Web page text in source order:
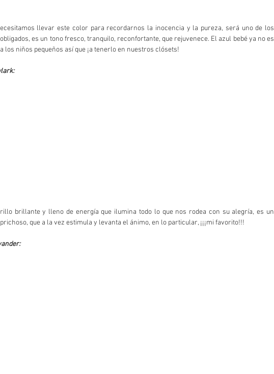
llevar este color para recordarnos la inocencia y la pureza, será uno de los
es un tono fresco, tranquilo, reconfortante, que rejuvenece. El azul bebé ya no es
los niños pequeños así que ¡a tenerlo en nuestros clósets!
brillante y lleno de energía que ilumina todo lo que nos rodea con su alegría, es un
que a la vez estimula y levanta el ánimo, en lo particular, ¡¡¡mi favorito!!!